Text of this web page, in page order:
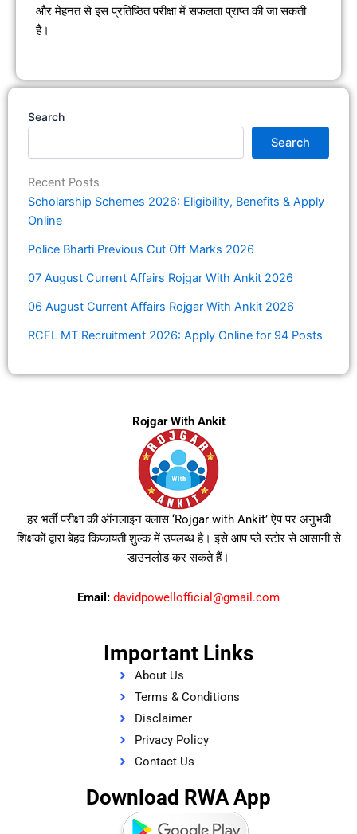
और मेहनत से इस प्रतिष्ठित परीक्षा में सफलता प्राप्त की जा सकती
है।
Search
Search
Recent Posts
Scholarship Schemes 2026: Eligibility, Benefits & Apply
Online
Police Bharti Previous Cut Off Marks 2026
07 August Current Affairs Rojgar With Ankit 2026
06 August Current Affairs Rojgar With Ankit 2026
RCFL MT Recruitment 2026: Apply Online for 94 Posts
Rojgar With Ankit
हर भर्ती परीक्षा की ऑनलाइन क्लास ‘Rojgar with Ankit’ ऐप पर अनुभवी
शिक्षकों द्वारा बेहद किफायती शुल्क में उपलब्ध है। इसे आप प्ले स्टोर से आसानी से
डाउनलोड कर सकते हैं।
Email: davidpowellofficial@gmail.com
Important Links
About Us
Terms & Conditions
Disclaimer
Privacy Policy
Contact Us
Download RWA App